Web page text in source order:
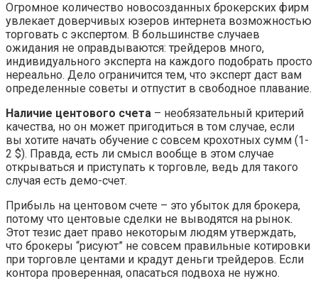
Огромное количество новосозданных брокерских фирм
увлекает доверчивых юзеров интернета возможностью
торговать с экспертом. В большинстве случаев
ожидания не оправдываются: трейдеров много,
индивидуального эксперта на каждого подобрать просто
нереально. Дело ограничится тем, что эксперт даст вам
определенные советы и отпустит в свободное плавание.
Наличие центового счета – необязательный критерий
качества, но он может пригодиться в том случае, если
вы хотите начать обучение с совсем крохотных сумм (1-
2 $). Правда, есть ли смысл вообще в этом случае
открываться и приступать к торговле, ведь для такого
случая есть демо-счет.
Прибыль на центовом счете – это убыток для брокера,
потому что центовые сделки не выводятся на рынок.
Этот тезис дает право некоторым людям утверждать,
что брокеры “рисуют” не совсем правильные котировки
при торговле центами и крадут деньги трейдеров. Если
контора проверенная, опасаться подвоха не нужно.